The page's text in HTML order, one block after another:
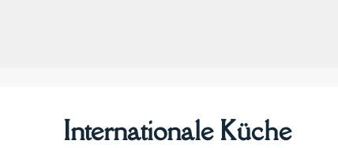
Internationale Küche